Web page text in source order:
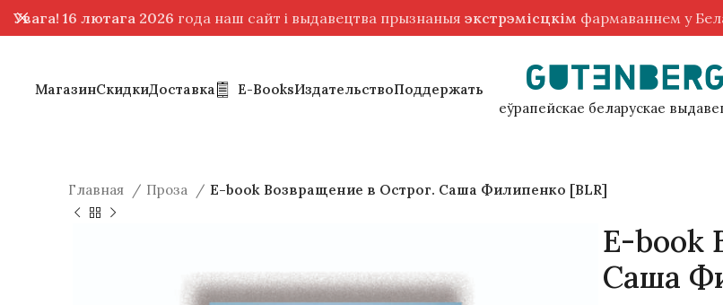
МагазинСкидкиДоставка E-BooksИздательствоПоддержать
еўрапейскае беларускае
Главная Проза E-book Возвращение в Острог. Саша Филипенко [BLR]
E-book
Саша
Увага! 16 лютага 2026 года наш сайт і выдавецтва прызнаныя экстрэмісцкім фармаваннем у